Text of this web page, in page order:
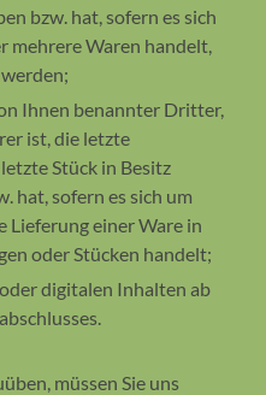
bzw. hat, sofern es sich
mehrere Waren handelt,
Ihnen benannter Dritter,
ist, die letzte
Stück in Besitz
hat, sofern es sich um
Lieferung einer Ware in
oder Stücken handelt;
digitalen Inhalten ab
müssen Sie uns